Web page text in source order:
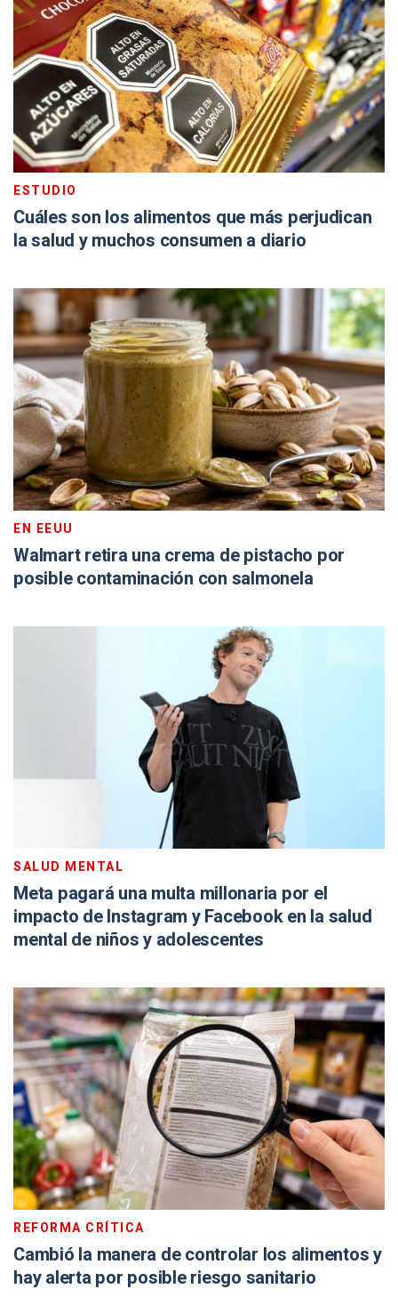
ESTUDIO
Cuáles son los alimentos que más perjudican
la salud y muchos consumen a diario
EN EEUU
Walmart retira una crema de pistacho por
posible contaminación con salmonela
SALUD MENTAL
Meta pagará una multa millonaria por el
impacto de Instagram y Facebook en la salud
mental de niños y adolescentes
REFORMA CRÍTICA
Cambió la manera de controlar los alimentos y
hay alerta por posible riesgo sanitario